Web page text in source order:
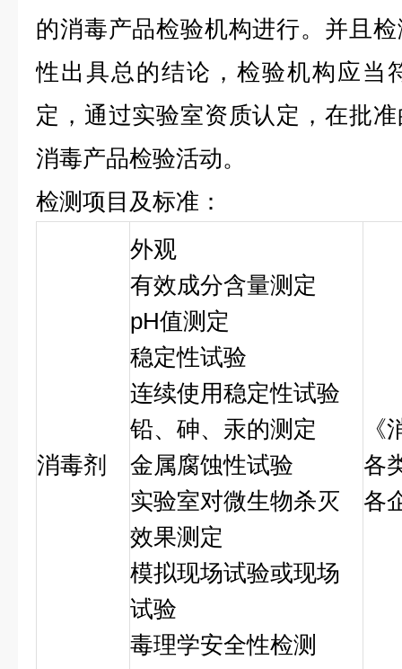
的消毒产品检验机构进行。并且
性出具总的结论，检验机构应当
定，通过实验室资质认定，在批
消毒产品检验活动。
检测项目及标准：
消毒剂
外观
有效成分含量测定
pH值测定
稳定性试验
连续使用稳定性试验
铅、砷、汞的测定
金属腐蚀性试验
实验室对微生物杀灭
效果测定
模拟现场试验或现场
试验
毒理学安全性检测
各
各